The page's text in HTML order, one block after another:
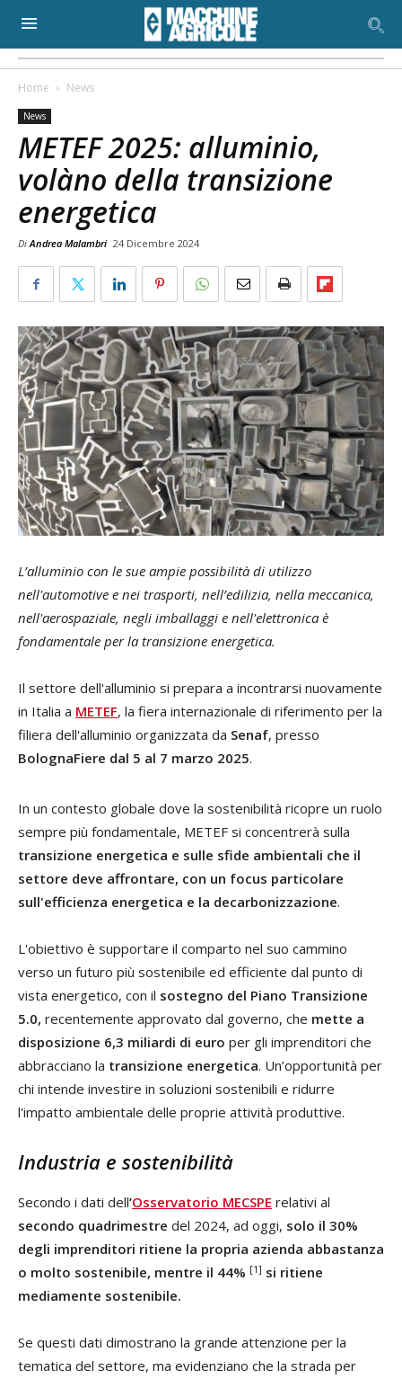
Home News
News
METEF 2025: alluminio,
volàno della transizione
energetica
DiAndrea Malambri 24 Dicembre 2024
L’alluminio con le sue ampie possibilità di utilizzo
nell'automotive e nei trasporti, nell’edilizia, nella meccanica,
nell'aerospaziale, negli imballaggi e nell'elettronica è
fondamentale per la transizione energetica.
Il settore dell'alluminio si prepara a incontrarsi nuovamente
in Italia a METEF, la fiera internazionale di riferimento per la
filiera dell'alluminio organizzata da Senaf, presso
BolognaFiere dal 5 al 7 marzo 2025.
In un contesto globale dove la sostenibilità ricopre un ruolo
sempre più fondamentale, METEF si concentrerà sulla
transizione energetica e sulle sfide ambientali che il
settore deve affrontare, con un focus particolare
sull'efficienza energetica e la decarbonizzazione.
L'obiettivo è supportare il comparto nel suo cammino
verso un futuro più sostenibile ed efficiente dal punto di
vista energetico, con il sostegno del Piano Transizione
5.0, recentemente approvato dal governo, che mette a
disposizione 6,3 miliardi di euro per gli imprenditori che
abbracciano la transizione energetica. Un’opportunità per
chi intende investire in soluzioni sostenibili e ridurre
l'impatto ambientale delle proprie attività produttive.
Industria e sostenibilità
Secondo i dati dell’Osservatorio MECSPE relativi al
secondo quadrimestre del 2024, ad oggi, solo il 30%
degli imprenditori ritiene la propria azienda abbastanza
o molto sostenibile, mentre il 44% [1] si ritiene
mediamente sostenibile.
Se questi dati dimostrano la grande attenzione per la
tematica del settore, ma evidenziano che la strada per